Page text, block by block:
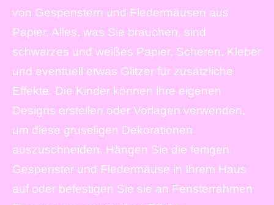
von Gespenstern und Fledermäusen aus
Papier. Alles, was Sie brauchen, sind
schwarzes und weißes Papier, Scheren, Kleber
und eventuell etwas Glitzer für zusätzliche
Effekte. Die Kinder können ihre eigenen
Designs erstellen oder Vorlagen verwenden,
um diese gruseligen Dekorationen
auszuschneiden. Hängen Sie die fertigen
Gespenster und Fledermäuse in Ihrem Haus
auf oder befestigen Sie sie an Fensterrahmen